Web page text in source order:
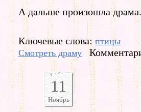
А дальше произошла драма.
Ключевые слова: птицы
Смотреть драму
11
Ноябрь